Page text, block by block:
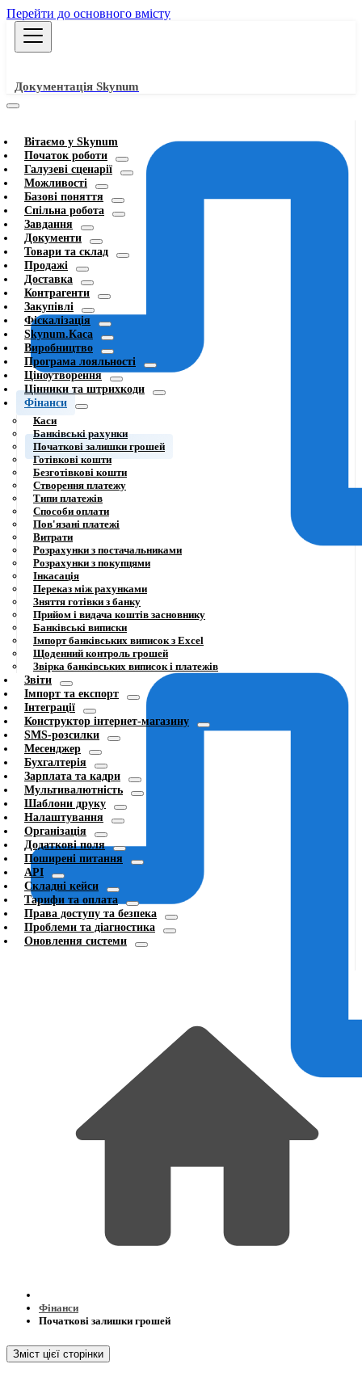
Перейти до основного вмісту
Документація Skynum
Вітаємо у Skynum
Початок роботи
Галузеві сценарії
Можливості
Базові поняття
Спільна робота
Завдання
Документи
Товари та склад
Продажі
Доставка
Контрагенти
Закупівлі
Фіскалізація
Skynum.Каса
Виробництво
Програма лояльності
Ціноутворення
Цінники та штрихкоди
Фінанси
Каси
Банківські рахунки
Початкові залишки грошей
Готівкові кошти
Безготівкові кошти
Створення платежу
Типи платежів
Способи оплати
Пов'язані платежі
Витрати
Розрахунки з постачальниками
Розрахунки з покупцями
Інкасація
Переказ між рахунками
Зняття готівки з банку
Прийом і видача коштів засновнику
Банківські виписки
Імпорт банківських виписок з Excel
Щоденний контроль грошей
Звірка банківських виписок і платежів
Звіти
Імпорт та експорт
Інтеграції
Конструктор інтернет-магазину
SMS-розсилки
Месенджер
Бухгалтерія
Зарплата та кадри
Мультивалютність
Шаблони друку
Налаштування
Організація
Додаткові поля
Поширені питання
API
Складні кейси
Тарифи та оплата
Права доступу та безпека
Проблеми та діагностика
Оновлення системи
Фінанси
Початкові залишки грошей
Зміст цієї сторінки